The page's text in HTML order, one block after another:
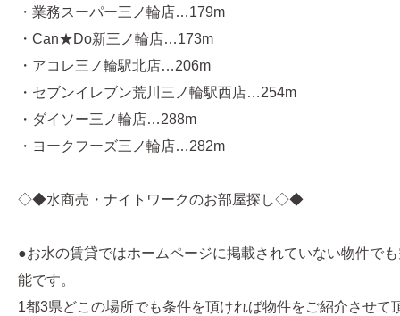
・業務スーパー三ノ輪店…179m
・Can★Do新三ノ輪店…173m
・アコレ三ノ輪駅北店…206m
・セブンイレブン荒川三ノ輪駅西店…254m
・ダイソー三ノ輪店…288m
・ヨークフーズ三ノ輪店…282m
◇◆水商売・ナイトワークのお部屋探し◇◆
●お水の賃貸ではホームページに掲載されていない物件で
能です。
1都3県どこの場所でも条件を頂ければ物件をご紹介させて